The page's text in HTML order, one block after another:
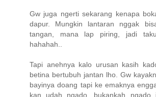
Gw juga ngerti sekarang kenapa
dapur. Mungkin lantaran nggak
tangan, mana lap piring, jadi
hahahah..
Tapi anehnya kalo urusan kasih
betina bertubuh jantan lho. Gw
bayinya doang tapi ke emaknya
kan udah ngado, bukankah ngado